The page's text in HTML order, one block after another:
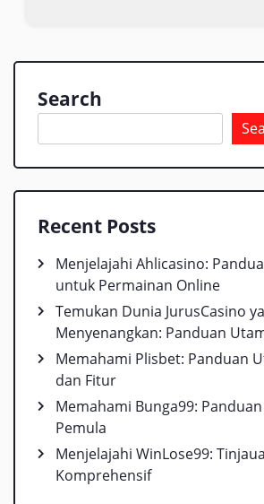
Search
Recent Posts
Menjelajahi Ahlicasino:
untuk Permainan Online
Temukan Dunia JurusCasino
Menyenangkan: Panduan
Memahami Plisbet: Panduan
dan Fitur
Memahami Bunga99:
Pemula
Menjelajahi WinLose99:
Komprehensif